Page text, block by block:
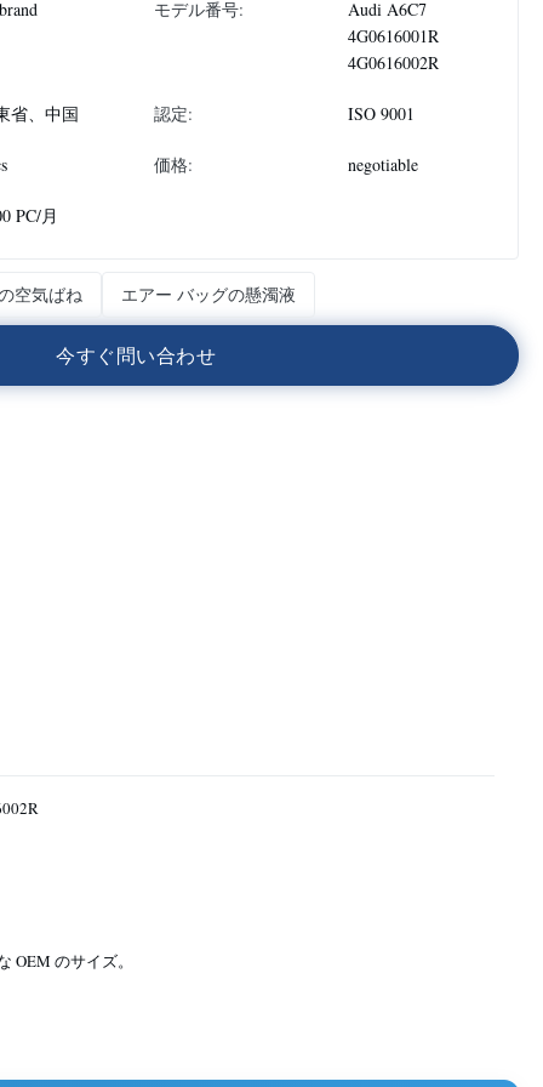
モデル番号:
Audi A6C7
4G0616001R
4G0616002R
省、中国 認定: ISO 9001
価格: negotiable
PC/月
空気ばね エアー バッグの懸濁液
今すぐ問い合わせ
OEM のサイズ。